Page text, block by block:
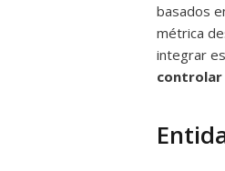
basados
métrica
integrar
controlar